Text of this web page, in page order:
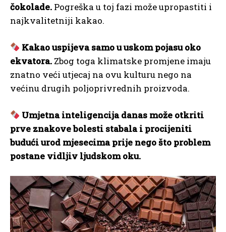
čokolade. Pogreška u toj fazi može upropastiti i
najkvalitetniji kakao.
Kakao uspijeva samo u uskom pojasu oko
ekvatora. Zbog toga klimatske promjene imaju
znatno veći utjecaj na ovu kulturu nego na
većinu drugih poljoprivrednih proizvoda.
Umjetna inteligencija danas može otkriti
prve znakove bolesti stabala i procijeniti
budući urod mjesecima prije nego što problem
postane vidljiv ljudskom oku.